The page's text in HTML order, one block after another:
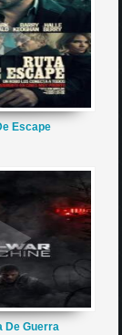
Escape
De Guerra